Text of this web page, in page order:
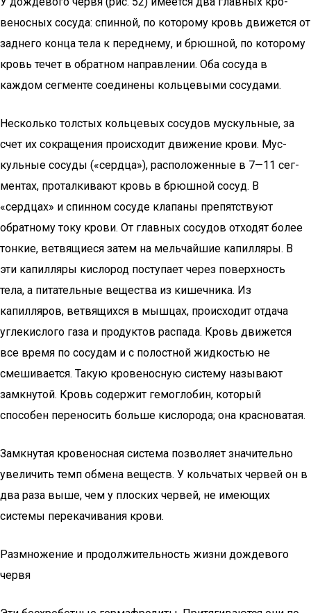
веносных сосуда: спинной, по которому кровь движется от
заднего конца тела к переднему, и брюшной, по которому
кровь течет в обратном направлении. Оба сосуда в
каждом сегменте соединены кольцевыми сосудами.
Несколько толстых кольцевых сосудов мускульные, за
счет их сокращения происходит движение крови. Мус­
кульные сосуды («сердца»), расположенные в 7—11 сег­
ментах, проталкивают кровь в брюшной сосуд. В
«сердцах» и спинном сосуде клапаны препятствуют
обратному току крови. От главных сосудов отходят более
тонкие, ветвя­щиеся затем на мельчайшие капилляры. В
эти капилляры кислород поступает через поверхность
тела, а питательные вещества из кишечника. Из
капилляров, ветвящихся в мышцах, происходит отдача
углекислого газа и продуктов распада. Кровь движется
все время по сосудам и с полост­ной жидкостью не
смешивается. Такую кровеносную сис­тему называют
замкнутой. Кровь содержит гемоглобин, который
способен переносить больше кислорода; она крас­новатая.
Замкнутая кровеносная система позволяет значительно
увеличить темп обмена веществ. У кольчатых червей он в
два раза выше, чем у плоских червей, не имеющих
системы пере­качивания крови.
Размножение и продолжительность жизни дождевого
червя